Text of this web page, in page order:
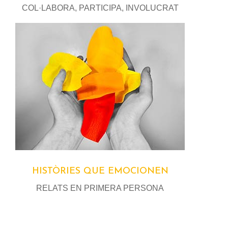
COL·LABORA, PARTICIPA, INVOLUCRAT
HISTÒRIES QUE EMOCIONEN
RELATS EN PRIMERA PERSONA